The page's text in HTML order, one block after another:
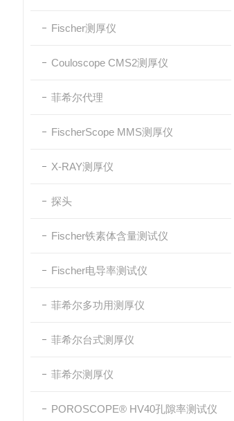
Fischer测厚仪
Couloscope CMS2测厚仪
菲希尔代理
FischerScope MMS测厚仪
X-RAY测厚仪
探头
Fischer铁素体含量测试仪
Fischer电导率测试仪
菲希尔多功用测厚仪
菲希尔台式测厚仪
菲希尔测厚仪
POROSCOPE® HV40孔隙率测试仪